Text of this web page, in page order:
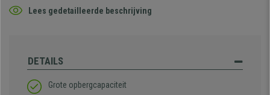
Lees gedetailleerde beschrijving
DETAILS
Grote opbergcapaciteit